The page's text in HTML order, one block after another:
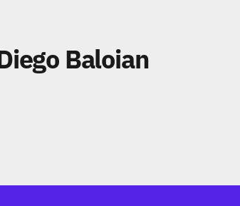
Baloian